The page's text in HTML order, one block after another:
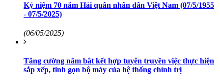
Kỷ niệm 70 năm Hải quân nhân dân Việt Nam (07/5/1955
- 07/5/2025)
(06/05/2025)
Tăng cường nắm bắt kết hợp tuyên truyền việc thực hiện
sắp xếp, tinh gọn bộ máy của hệ thống chính trị